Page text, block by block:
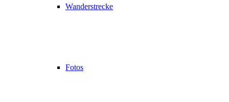
Wanderstrecke
Fotos